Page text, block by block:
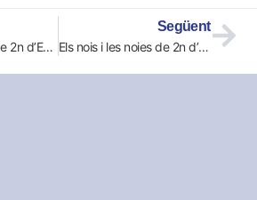
Els nens i nenes de 2n d’EP han anat al museu d’Arqueologia de Barcelona
Següent
Els nois i les noies de 2n d’EP visiten el museu d’Art de Cerdanyola